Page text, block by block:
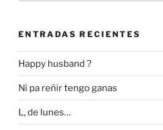
ENTRADAS RECIENTES
Happy husband ?
Ni pa reñir tengo ganas
L, de lunes…